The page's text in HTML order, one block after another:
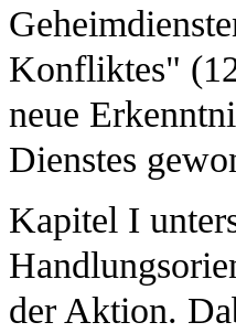
Konfliktes"
neue
Dienstes
Kapitel I
der Aktion.